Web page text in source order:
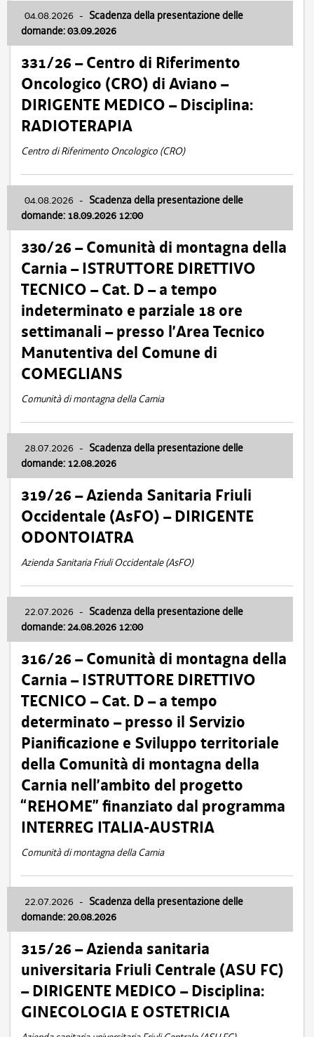
04.08.2026 - Scadenza della presentazione delle
domande: 03.09.2026
331/26 – Centro di Riferimento
Oncologico (CRO) di Aviano –
DIRIGENTE MEDICO – Disciplina:
RADIOTERAPIA
Centro di Riferimento Oncologico (CRO)
04.08.2026 - Scadenza della presentazione delle
domande: 18.09.2026 12:00
330/26 – Comunità di montagna della
Carnia – ISTRUTTORE DIRETTIVO
TECNICO – Cat. D – a tempo
indeterminato e parziale 18 ore
settimanali – presso l’Area Tecnico
Manutentiva del Comune di
COMEGLIANS
Comunità di montagna della Carnia
28.07.2026 - Scadenza della presentazione delle
domande: 12.08.2026
319/26 – Azienda Sanitaria Friuli
Occidentale (AsFO) – DIRIGENTE
ODONTOIATRA
Azienda Sanitaria Friuli Occidentale (AsFO)
22.07.2026 - Scadenza della presentazione delle
domande: 24.08.2026 12:00
316/26 – Comunità di montagna della
Carnia – ISTRUTTORE DIRETTIVO
TECNICO – Cat. D – a tempo
determinato – presso il Servizio
Pianificazione e Sviluppo territoriale
della Comunità di montagna della
Carnia nell’ambito del progetto
“REHOME” finanziato dal programma
INTERREG ITALIA-AUSTRIA
Comunità di montagna della Carnia
22.07.2026 - Scadenza della presentazione delle
domande: 20.08.2026
315/26 – Azienda sanitaria
universitaria Friuli Centrale (ASU FC)
– DIRIGENTE MEDICO – Disciplina:
GINECOLOGIA E OSTETRICIA